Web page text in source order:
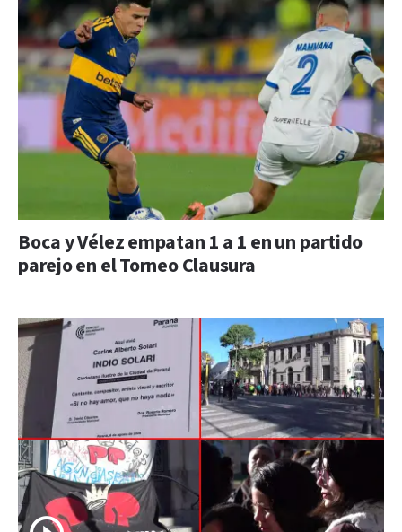
Boca y Vélez empatan 1 a 1 en un partido
parejo en el Torneo Clausura